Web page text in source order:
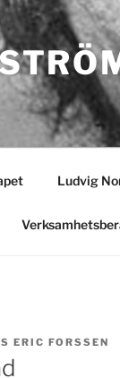
Ludvig
ERIC FORSSEN